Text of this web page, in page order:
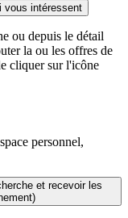
vous intéressent
ou depuis le détail
la ou les offres de
cliquer sur l'icône
personnel,
et recevoir les